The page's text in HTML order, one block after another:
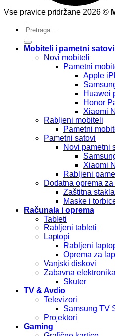
Vse pravice pridržane 2026 ©
Pretraži:
Mobiteli i pametni satovi
Novi mobiteli
Pametni
Apple
Huawei
Honor
Xiaomi
Rabljeni mobiteli
Pametni
Pametni satovi
Novi pametni
Xiaomi
Rabljeni
Dodatna oprema
Zaštitna stakla
Maske i
Računala i oprema
Tableti
Rabljeni tableti
Laptopi
Rabljeni
Oprema za
Vanjski diskovi
Zabavna elektronika
Skuter
TV & Avdio
Televizori
Samsung TV
Projektori
Gaming